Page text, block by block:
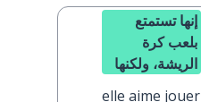
إنها تستمتع
بلعب كرة
الريشة، ولكنها
elle aime jouer